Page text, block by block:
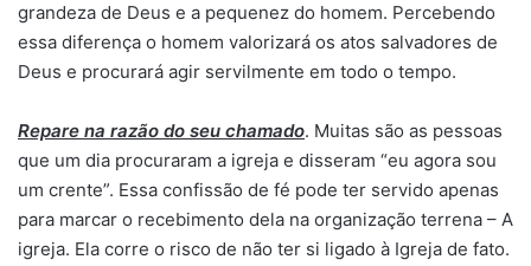
grandeza de Deus e a pequenez do homem. Percebendo
essa diferença o homem valorizará os atos salvadores de
Deus e procurará agir servilmente em todo o tempo.
Repare na razão do seu chamado. Muitas são as pessoas
que um dia procuraram a igreja e disseram “eu agora sou
um crente”. Essa confissão de fé pode ter servido apenas
para marcar o recebimento dela na organização terrena – A
igreja. Ela corre o risco de não ter si ligado à Igreja de fato.